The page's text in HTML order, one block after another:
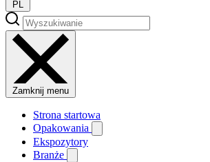
PL
Zamknij menu
Strona startowa
Opakowania
Ekspozytory
Branże